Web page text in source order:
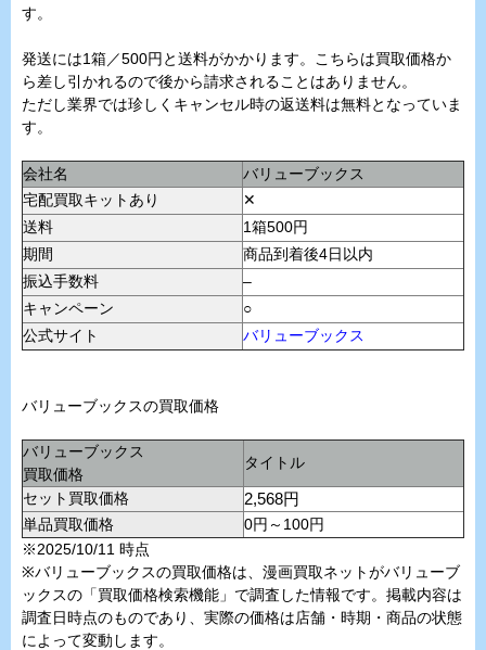
す。
発送には1箱／500円と送料がかかります。こちらは買取価格か
ら差し引かれるので後から請求されることはありません。
ただし業界では珍しくキャンセル時の返送料は無料となっていま
す。
会社名
バリューブックス
宅配買取キットあり
✕
送料
1箱500円
期間
商品到着後4日以内
振込手数料
–
キャンペーン
○
公式サイト
バリューブックス
バリューブックスの買取価格
バリューブックス
買取価格
タイトル
セット買取価格
2,568円
単品買取価格
0円～100円
※2025/10/11 時点
※バリューブックスの買取価格は、漫画買取ネットがバリューブ
ックスの「買取価格検索機能」で調査した情報です。掲載内容は
調査日時点のものであり、実際の価格は店舗・時期・商品の状態
によって変動します。